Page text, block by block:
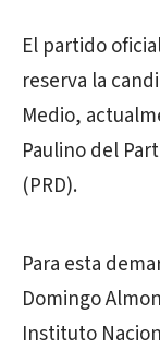
El partido
reserva la
Medio,
Paulino del
(PRD).
Para esta
Domingo
Instituto